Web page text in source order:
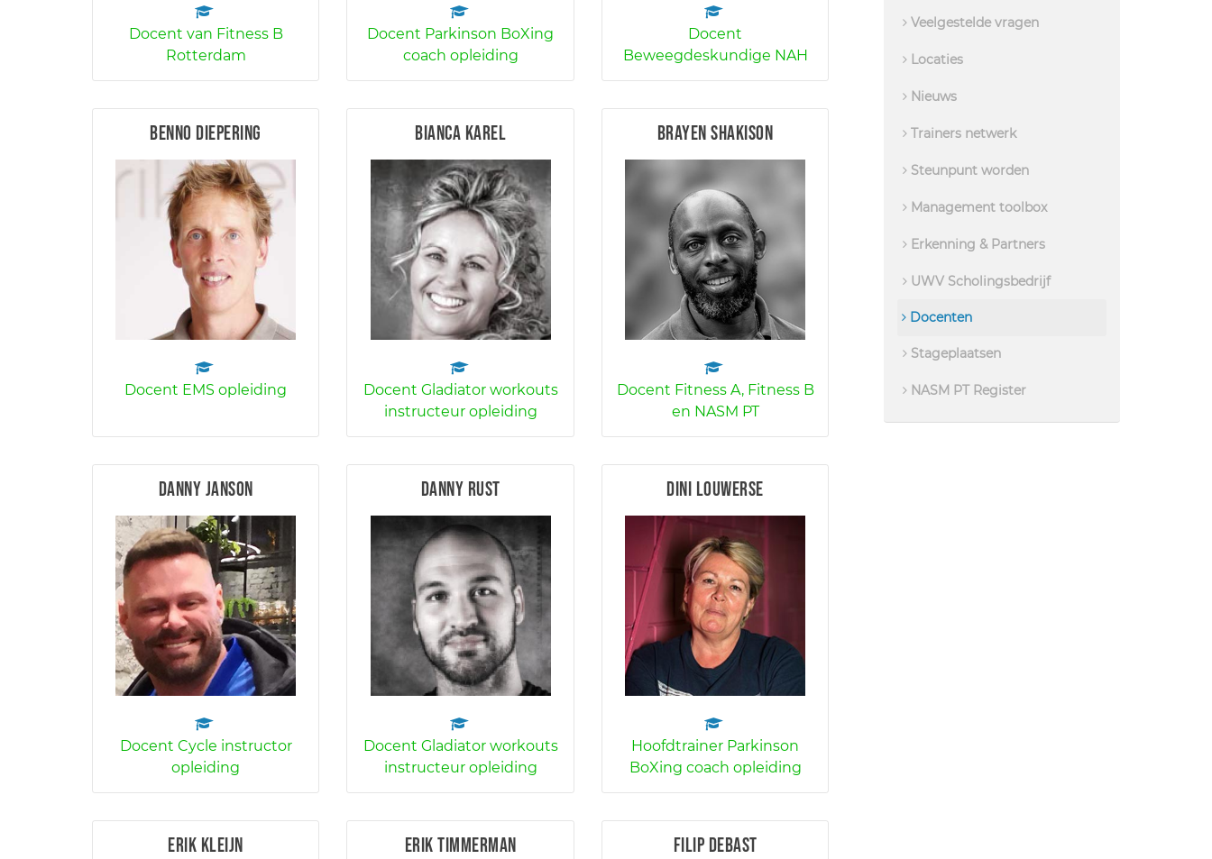
Docent van Fitness B
Rotterdam
Docent Parkinson BoXing
coach opleiding
Docent
Beweegdeskundige NAH
Benno Diepering
Docent EMS opleiding
Bianca Karel
Docent Gladiator workouts
instructeur opleiding
Brayen Shakison
Docent Fitness A, Fitness B
en NASM PT
Danny Janson
Docent Cycle instructor
opleiding
Danny Rust
Docent Gladiator workouts
instructeur opleiding
Dini Louwerse
Hoofdtrainer Parkinson
BoXing coach opleiding
Erik Kleijn Erik Timmerman Filip Debast
Veelgestelde vragen
Locaties
Nieuws
Trainers netwerk
Steunpunt worden
Management toolbox
Erkenning & Partners
UWV Scholingsbedrijf
Docenten
Stageplaatsen
NASM PT Register